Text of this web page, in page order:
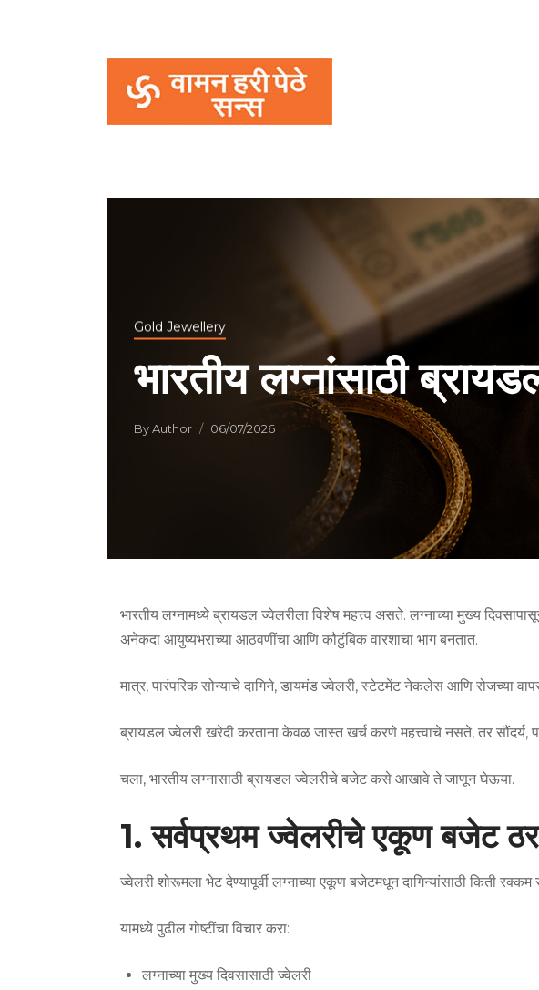
Gold Jewellery
भारतीय लग्नांसाठी
ByAuthor 06/07/2026
भारतीय लग्नामध्ये ब्रायडल ज्वेलरीला विशेष महत्त्व असते. लग्नाच्या मुख्य
अनेकदा आयुष्यभराच्या आठवणींचा आणि कौटुंबिक वारशाचा भाग बनतात.
मात्र, पारंपरिक सोन्याचे दागिने, डायमंड ज्वेलरी, स्टेटमेंट नेकलेस आणि रोजच्या
ब्रायडल ज्वेलरी खरेदी करताना केवळ जास्त खर्च करणे महत्त्वाचे नसते, तर
चला, भारतीय लग्नासाठी ब्रायडल ज्वेलरीचे बजेट कसे आखावे ते जाणून घेऊया.
1. सर्वप्रथम ज्वेलरीचे एकूण बजेट
ज्वेलरी शोरूमला भेट देण्यापूर्वी लग्नाच्या एकूण बजेटमधून दागिन्यांसाठी किती रक्कम
यामध्ये पुढील गोष्टींचा विचार करा:
लग्नाच्या मुख्य दिवसासाठी ज्वेलरी